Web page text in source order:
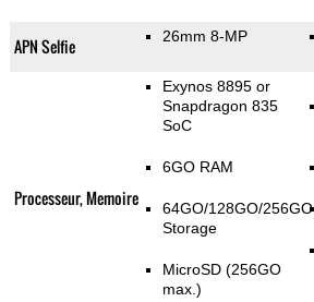
APN Selfie 26mm 8-MP
Processeur, Memoire
Exynos 8895 or
Snapdragon 835
SoC
6GO RAM
64GO/128GO/256GO
Storage
MicroSD (256GO
max.)